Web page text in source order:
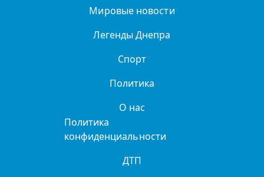
Мировые новости
Легенды Днепра
Спорт
Политика
О нас
Политика
конфиденциальности
ДТП